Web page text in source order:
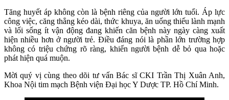
Tăng huyết áp không còn là bệnh riêng của người lớn tuổi. Áp lực
công việc, căng thẳng kéo dài, thức khuya, ăn uống thiếu lành mạnh
và lối sống ít vận động đang khiến căn bệnh này ngày càng xuất
hiện nhiều hơn ở người trẻ. Điều đáng nói là phần lớn trường hợp
không có triệu chứng rõ ràng, khiến người bệnh dễ bỏ qua hoặc
phát hiện quá muộn.
Mời quý vị cùng theo dõi tư vấn Bác sĩ CKI Trần Thị Xuân Anh,
Khoa Nội tim mạch Bệnh viện Đại học Y Dược TP. Hồ Chí Minh.